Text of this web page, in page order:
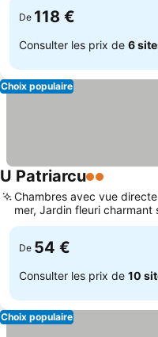
De 118 €
Consulter les prix de 6
Choix populaire
U Patriarcu2 Étoiles
Chambres avec vue
mer, Jardin fleuri charmant
De 54 €
Consulter les prix de 10
Choix populaire